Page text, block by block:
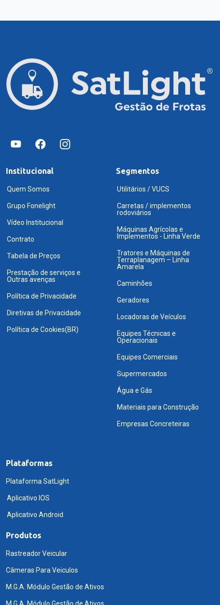
Institucional
Quem Somos
Grupo Fonelight
Vídeo Institucional
Contrato
Tabela de Preços
Prestação de serviços e
Outras avenças
Política de Privacidade
Diretivas de Privacidade
Política de Cookies(BR)
Segmentos
Utilitários / VUCS
Carretas / implementos
rodoviários
Máquinas Agrícolas e
Implementos - Linha Verde
Tratores e Máquinas de
Terraplanagem – Linha
Amarela
Caminhões
Geradores
Locadoras de Veículos
Equipes Técnicas e
Operacionais
Equipes Comerciais
Supermercados
Água e Gás
Materiais para Construção
Empresas Concreteiras
Plataformas
Plataforma SatLight
Aplicativo IOS
Aplicativo Android
Produtos
Rastreador Veicular
Câmeras Para Veiculos
M.G.A. Módulo Gestão de Ativos